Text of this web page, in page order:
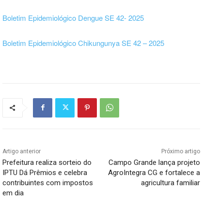
Boletim Epidemiológico Dengue SE 42- 2025
Boletim Epidemiológico Chikungunya SE 42 – 2025
Artigo anterior
Prefeitura realiza sorteio do
IPTU Dá Prêmios e celebra
contribuintes com impostos
em dia
Próximo artigo
Campo Grande lança projeto
AgroIntegra CG e fortalece a
agricultura familiar